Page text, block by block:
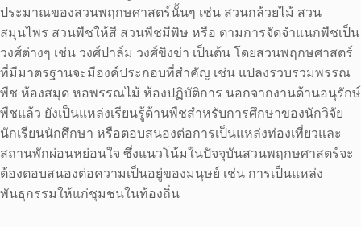
ประมาณของสวนพฤกษศาสตร์นั้นๆ เช่น สวนกล้วยไม้ สวน
สมุนไพร สวนพืชให้สี สวนพืชมีพิษ หรือ ตามการจัดจำแนกพืชเป็น
วงศ์ต่างๆ เช่น วงศ์ปาล์ม วงศ์ขิงข่า เป็นต้น โดยสวนพฤกษศาสตร์
ที่มีมาตรฐานจะมีองค์ประกอบที่สำคัญ เช่น แปลงรวบรวมพรรณ
พืช ห้องสมุด หอพรรณไม้ ห้องปฏิบัติการ นอกจากงานด้านอนุรักษ์
พืชแล้ว ยังเป็นแหล่งเรียนรู้ด้านพืชสำหรับการศึกษาของนักวิจัย
นักเรียนนักศึกษา หรือตอบสนองต่อการเป็นแหล่งท่องเที่ยวและ
สถานพักผ่อนหย่อนใจ ซึ่งแนวโน้มในปัจจุบันสวนพฤกษศาสตร์จะ
ต้องตอบสนองต่อความเป็นอยู่ของมนุษย์ เช่น การเป็นแหล่ง
พันธุกรรมให้แก่ชุมชนในท้องถิ่น